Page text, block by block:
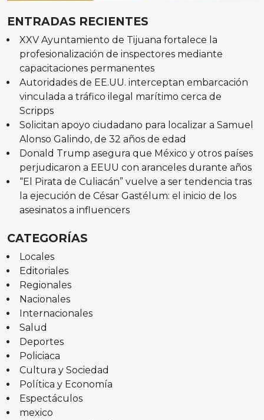
ENTRADAS RECIENTES
XXV Ayuntamiento de Tijuana fortalece la
profesionalización de inspectores mediante
capacitaciones permanentes
Autoridades de EE.UU. interceptan embarcación
vinculada a tráfico ilegal marítimo cerca de
Scripps
Solicitan apoyo ciudadano para localizar a Samuel
Alonso Galindo, de 32 años de edad
Donald Trump asegura que México y otros países
perjudicaron a EEUU con aranceles durante años
“El Pirata de Culiacán” vuelve a ser tendencia tras
la ejecución de César Gastélum: el inicio de los
asesinatos a influencers
CATEGORÍAS
Locales
Editoriales
Regionales
Nacionales
Internacionales
Salud
Deportes
Policiaca
Cultura y Sociedad
Política y Economía
Espectáculos
mexico